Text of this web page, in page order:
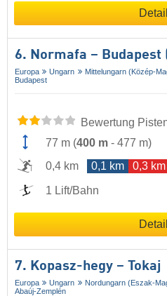
6. Normafa – Budapest
Europa Ungarn
Mittelungarn (Közép-
Budapest
Bewertung
77 m (400 m - 477 m)
0,4 km
0,1 km 0,3 km
1 Lift/Bahn
7. Kopasz-hegy – Tokaj
Europa Ungarn Nordungarn (Eszak-
Abaúj-Zemplén